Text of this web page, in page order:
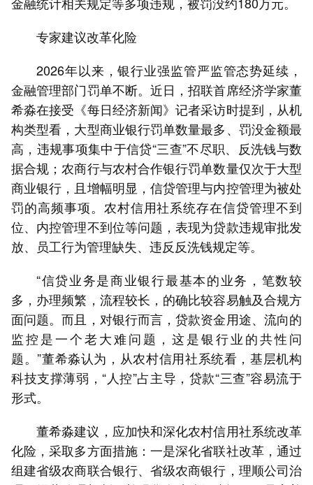
专家建议改革化险
2026年以来，银行业强监管严监管态势延续，
金融管理部门罚单不断。近日，招联首席经济学家董
希淼在接受《每日经济新闻》记者采访时提到，从机
构类型看，大型商业银行罚单数量最多、罚没金额最
高，违规事项集中于信贷“三查”不尽职、反洗钱与数
据合规；农商行与农村合作银行罚单数量仅次于大型
商业银行，且增幅明显，信贷管理与内控管理为被处
罚的高频事项。农村信用社系统存在信贷管理不到
位、内控管理不到位等问题，表现为贷款违规审批发
放、员工行为管理缺失、违反反洗钱规定等。
“信贷业务是商业银行最基本的业务，笔数较
多，办理频繁，流程较长，的确比较容易触及合规方
面问题。而且，对银行而言，贷款资金用途、流向的
监控是一个老大难问题，这是银行业的共性问
题。”董希淼认为，从农村信用社系统看，基层机构
科技支撑薄弱，“人控”占主导，贷款“三查”容易流于
形式。
董希淼建议，应加快和深化农村信用社系统改革
化险，采取多方面措施：一是深化省联社改革，通过
组建省级农商联合银行、省级农商银行，理顺公司治